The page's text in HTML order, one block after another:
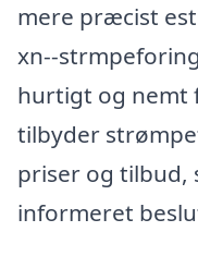
mere præcist
xn--
hurtigt og nemt
tilbyder
priser og tilbud,
informeret